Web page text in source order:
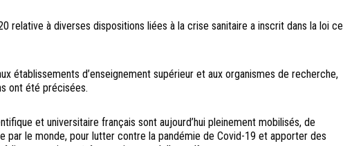
relative à diverses dispositions liées à la crise sanitaire a inscrit dans la loi ce
établissements d’enseignement supérieur et aux organismes de recherche,
ont été précisées.
et universitaire français sont aujourd’hui pleinement mobilisés, de
par le monde, pour lutter contre la pandémie de Covid-19 et apporter des